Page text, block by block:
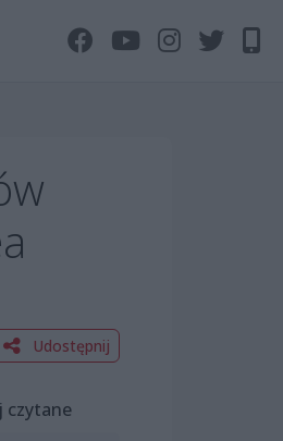
Udostępnij
czytane